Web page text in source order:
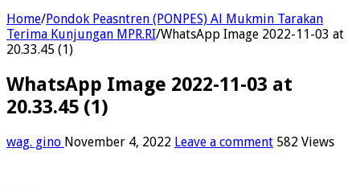
Home/Pondok Peasntren (PONPES) Al Mukmin Tarakan
Terima Kunjungan MPR.RI/WhatsApp Image 2022-11-03 at
20.33.45 (1)
WhatsApp Image 2022-11-03 at
20.33.45 (1)
wag. gino November 4, 2022 Leave a comment 582 Views